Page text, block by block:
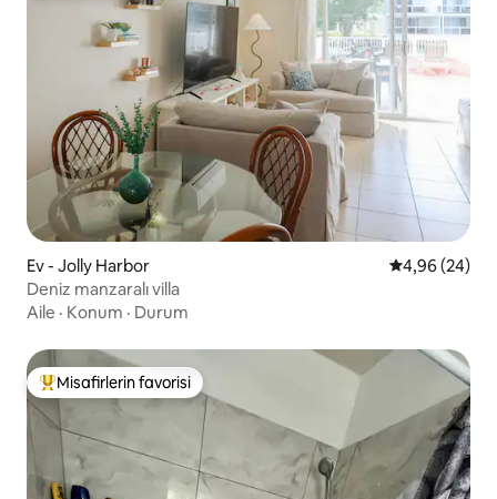
Ev - Jolly Harbor 5 üzerinden
4,96 (24)
Deniz manzaralı villa
Aile · Konum · Durum
Misafirlerin favorilerinden en beğenilenler arasında
Misafirlerin favorisi